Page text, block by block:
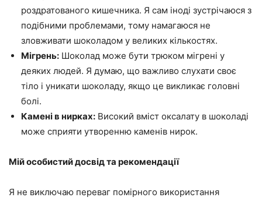
роздратованого кишечника. Я сам іноді зустрічаюся з
подібними проблемами, тому намагаюся не
зловживати шоколадом у великих кількостях.
Мігрень: Шоколад може бути трюком мігрені у
деяких людей. Я думаю, що важливо слухати своє
тіло і уникати шоколаду, якщо це викликає головні
болі.
Камені в нирках: Високий вміст оксалату в шоколаді
може сприяти утворенню каменів нирок.
Мій особистий досвід та рекомендації
Я не виключаю переваг помірного використання